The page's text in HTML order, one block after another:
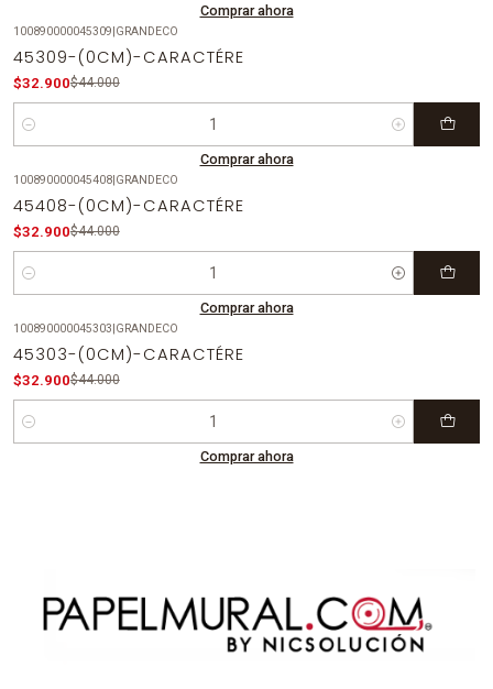
Comprar ahora
OFF
100890000045309 GRANDECO
45309-(0CM)-CARACTÉRE
$32.900$44.000
Cantidad
Comprar ahora
OFF
100890000045408| GRANDECO
45408-(0CM)-CARACTÉRE
$32.900$44.000
Cantidad
Comprar ahora
OFF
100890000045303 GRANDECO
45303-(0CM)-CARACTÉRE
$32.900$44.000
Cantidad
Comprar ahora